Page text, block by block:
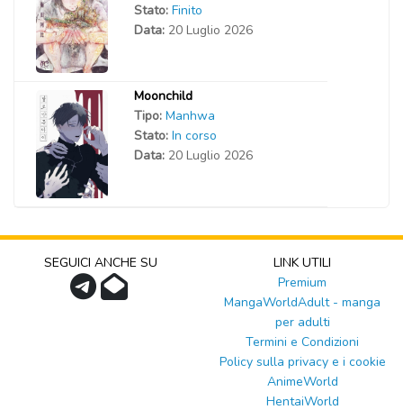
Stato: Finito
Data: 20 Luglio 2026
Moonchild
Tipo: Manhwa
Stato: In corso
Data: 20 Luglio 2026
SEGUICI ANCHE SU
LINK UTILI
Premium
MangaWorldAdult - manga
per adulti
Termini e Condizioni
Policy sulla privacy e i cookie
AnimeWorld
HentaiWorld